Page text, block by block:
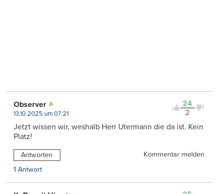
24
2
Observer
13.10.2025 um 07:21
Jetzt wissen wir, weshalb Herr Utermann die da ist. Kein
Platz!
Antworten
Kommentar melden
1 Antwort